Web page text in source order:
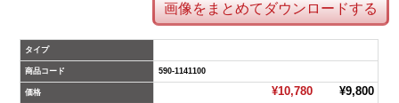
画像をまとめてダウンロードする
タイプ
商品コード 590-1141100
価格 ¥10,780¥9,800